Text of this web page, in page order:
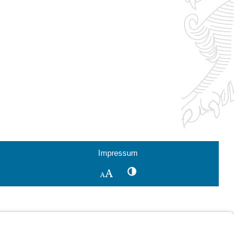
Impressum
SchriftgrößeKontrastwechsel